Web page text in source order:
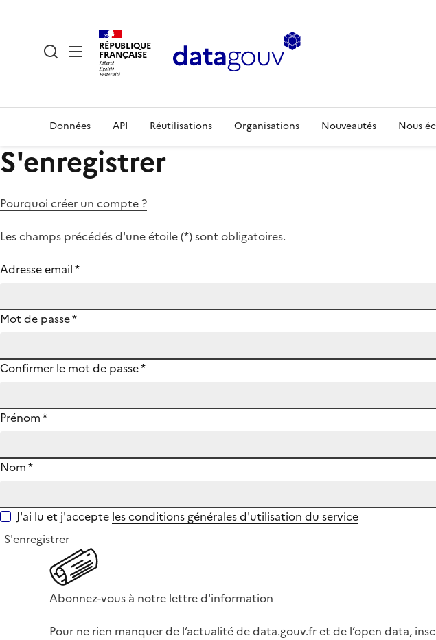
RÉPUBLIQUE
FRANÇAISE
Données API Réutilisations Organisations Nouveautés Nous
S'enregistrer
Pourquoi créer un compte ?
Les champs précédés d'une étoile (*) sont obligatoires.
Adresse email*
Mot de passe*
Confirmer le mot de passe*
Prénom*
Nom*
J'ai lu et j'accepte les conditions générales d'utilisation du service
S'enregistrer
Abonnez-vous à notre lettre d'information
Pour ne rien manquer de l’actualité de data.gouv.fr et de l’open data,